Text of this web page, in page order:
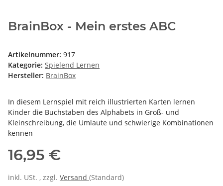
BrainBox - Mein erstes ABC
Artikelnummer: 917
Kategorie: Spielend Lernen
Hersteller: BrainBox
In diesem Lernspiel mit reich illustrierten Karten lernen
Kinder die Buchstaben des Alphabets in Groß- und
Kleinschreibung, die Umlaute und schwierige Kombinationen
kennen
16,95 €
inkl. USt. , zzgl. Versand (Standard)